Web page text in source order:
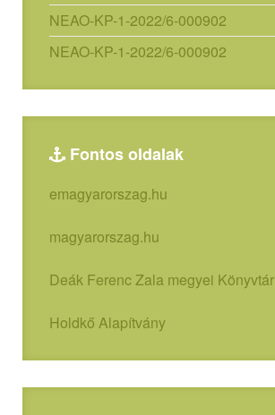
NEAO-KP-1-2022/6-000902
NEAO-KP-1-2022/6-000902
Fontos oldalak
emagyarorszag.hu
magyarorszag.hu
Deák Ferenc Zala megyei Könyvtár
Holdkő Alapítvány